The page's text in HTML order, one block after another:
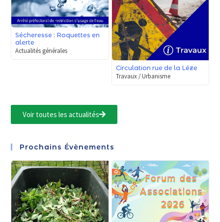
Sécheresse : Roquettes en
alerte
Actualités générales
Circulation rue de la Léze
Travaux / Urbanisme
Voir toutes les actualités
Prochains Évènements